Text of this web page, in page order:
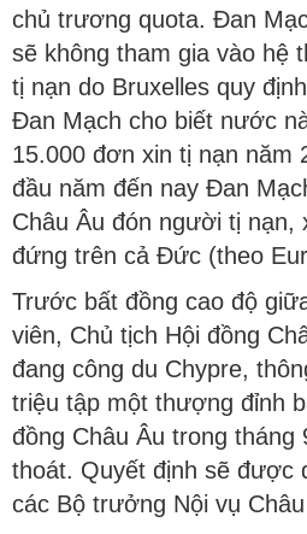
chủ trương quota. Đan
sẽ không tham gia vào hệ
tị nạn do Bruxelles quy
Đan Mạch cho biết nước
15.000 đơn xin tị nạn năm
đầu năm đến nay Đan
Châu Âu đón người tị nạn,
đứng trên cả Đức (theo
Trước bất đồng cao độ
viên, Chủ tịch Hội đồng
đang công du Chypre,
triệu tập một thượng đỉnh
đồng Châu Âu trong tháng
thoát. Quyết định sẽ được
các Bộ trưởng Nội vụ